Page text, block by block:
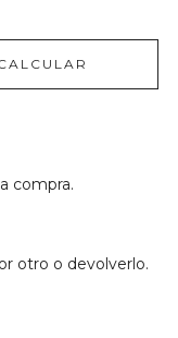
compra.
otro o devolverlo.